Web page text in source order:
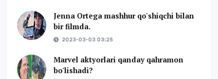
Jenna Ortega mashhur qo'shiqchi bilan
bir filmda.
2023-03-03 03:25
Marvel aktyorlari qanday qahramon
bo'lishadi?